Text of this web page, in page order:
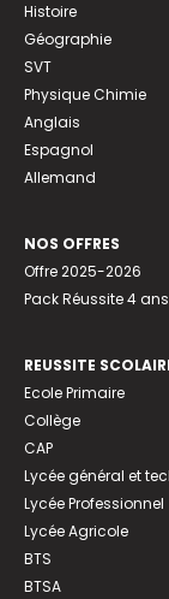
Histoire
Géographie
SVT
Physique Chimie
Anglais
Espagnol
Allemand
NOS OFFRES
Offre 2025-2026
Pack Réussite 4 ans
REUSSITE
Ecole Primaire
Collège
CAP
Lycée général et
Lycée Professionnel
Lycée Agricole
BTS
BTSA